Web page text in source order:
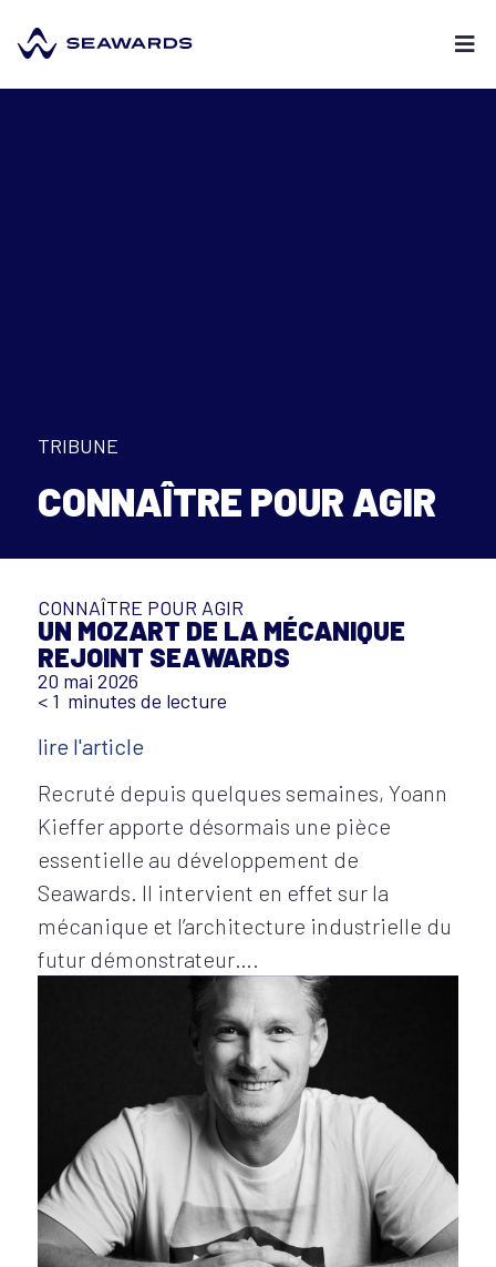
TRIBUNE
CONNAÎTRE POUR AGIR
CONNAÎTRE POUR AGIR
UN MOZART DE LA MÉCANIQUE
REJOINT SEAWARDS
20 mai 2026
< 1 minutes de lecture
lire l'article
Recruté depuis quelques semaines, Yoann
Kieffer apporte désormais une pièce
essentielle au développement de
Seawards. Il intervient en effet sur la
mécanique et l’architecture industrielle du
futur démonstrateur….